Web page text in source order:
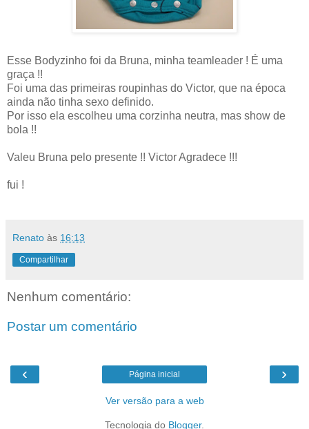
Esse Bodyzinho foi da Bruna, minha teamleader ! É uma
graça !!
Foi uma das primeiras roupinhas do Victor, que na época
ainda não tinha sexo definido.
Por isso ela escolheu uma corzinha neutra, mas show de
bola !!
Valeu Bruna pelo presente !! Victor Agradece !!!
fui !
Renato às 16:13
Compartilhar
Nenhum comentário:
Postar um comentário
‹ ›
Página inicial
Ver versão para a web
Tecnologia do Blogger.